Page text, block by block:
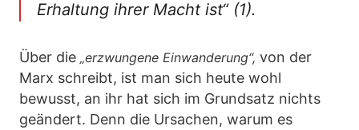
Erhaltung ihrer Macht ist“(1).
Über die „erzwungene Einwanderung“, von der
Marx schreibt, ist man sich heute wohl
bewusst, an ihr hat sich im Grundsatz nichts
geändert. Denn die Ursachen, warum es